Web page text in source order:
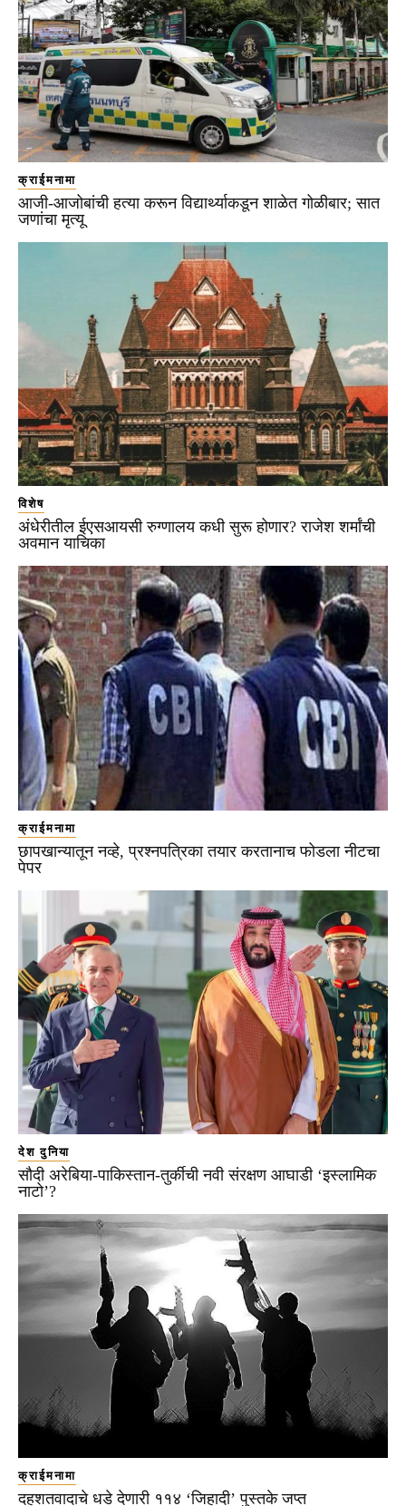
क्राईमनामा
आजी-आजोबांची हत्या करून विद्यार्थ्याकडून शाळेत गोळीबार; सात
जणांचा मृत्यू
विशेष
अंधेरीतील ईएसआयसी रुग्णालय कधी सुरू होणार? राजेश शर्मांची
अवमान याचिका
क्राईमनामा
छापखान्यातून नव्हे, प्रश्नपत्रिका तयार करतानाच फोडला नीटचा
पेपर
देश दुनिया
सौदी अरेबिया-पाकिस्तान-तुर्कीची नवी संरक्षण आघाडी ‘इस्लामिक
नाटो’?
क्राईमनामा
दहशतवादाचे धडे देणारी ११४ ‘जिहादी’ पुस्तके जप्त